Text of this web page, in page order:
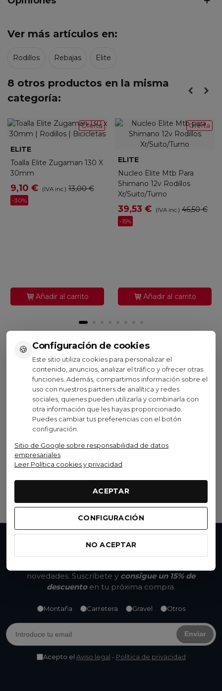
🍪 Configuración de cookies
Este sitio utiliza cookies para personalizar el
contenido, anuncios, analizar el tráfico y ofrecer otras
funciones. Además, compartimos información sobre el
uso con nuestros partners de analítica y redes
sociales, quienes pueden utilizarla y combinarla con
otra información que les hayas proporcionado.
Puedes cambiar tus preferencias con el botón
configuración.
Sitio de Google sobre responsabilidad de datos
empresariales
Leer Política cookies y privacidad
ACEPTAR
CONFIGURACIÓN
NO ACEPTAR
Ver más artículos en:
Rodillos Rebajas Elite
8 otros productos en la misma
categoría:
Oferta
ELITE
Toalla Elite Zugaman 130 X
30mm
9,10 € (IVA inc.) 13,00 €
-30%
Añadir al carrito
Oferta
ELITE
Nucleo Elite Mtb Para
Shimano 12v Rodillos
Xr/Suito/Turno
39,53 € (IVA inc.) 46,50 €
-15%
Añadir al carrito
Visto recientemente
Oferta
Nucleo Rodillo Elite Para
Campagnolo 9/10/11v
39,94 € (IVA inc.)
No te pierdas nada
novedades. Suscríbete y consigue un 15% de
descuentoen tu próxima compra.
Montaña Carretera Gravel Otros
Enviar
Acepto el Aviso legal - Política de privacidad